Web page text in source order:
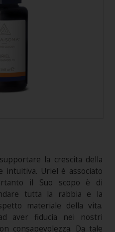
la crescita della
intuitiva. Uriel è associato
il Suo scopo è di
tutta la rabbia e la
materiale della vita.
aver fiducia nei nostri
consapevolezza. Da tale